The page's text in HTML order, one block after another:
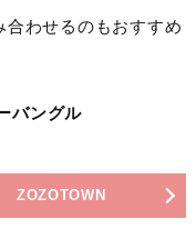
わせるのもおすすめ
バングル
ZOZOTOWN